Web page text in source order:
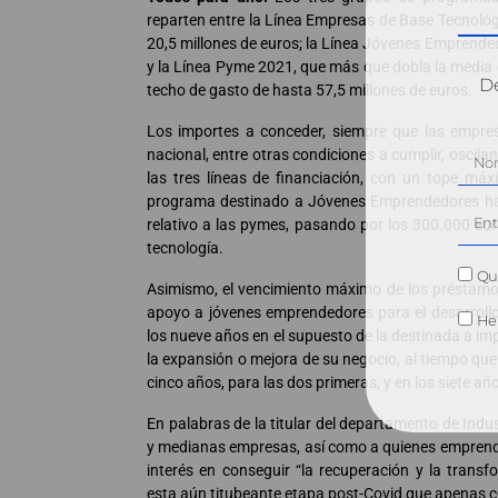
reparten entre la Línea Empresas de Base
20,5 millones de euros; la Línea Jóvenes
y la Línea Pyme 2021, que más que dobla la
techo de gasto de hasta 57,5 millones de euros.
Los importes a conceder, siempre que las
nacional, entre otras condiciones a cumplir,
las tres líneas de financiación, con un tope
programa destinado a Jóvenes Emprendedores
relativo a las pymes, pasando por los 300.000
tecnología.
Asimismo, el vencimiento máximo de los
apoyo a jóvenes emprendedores para el
los nueve años en el supuesto de la destinada a
la expansión o mejora de su negocio, al tiempo
cinco años, para las dos primeras, y en los siete
En palabras de la titular del departamento de
y medianas empresas, así como a quienes
interés en conseguir “la recuperación y la
esta aún titubeante etapa post-Covid que apenas